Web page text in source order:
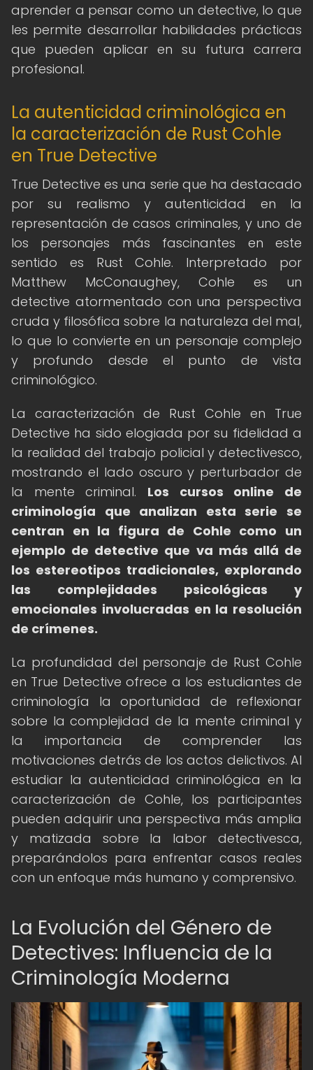
aprender a pensar como un detective, lo que
les permite desarrollar habilidades prácticas
que pueden aplicar en su futura carrera
profesional.
La autenticidad criminológica en
la caracterización de Rust Cohle
en True Detective
True Detective es una serie que ha destacado
por su realismo y autenticidad en la
representación de casos criminales, y uno de
los personajes más fascinantes en este
sentido es Rust Cohle. Interpretado por
Matthew McConaughey, Cohle es un
detective atormentado con una perspectiva
cruda y filosófica sobre la naturaleza del mal,
lo que lo convierte en un personaje complejo
y profundo desde el punto de vista
criminológico.
La caracterización de Rust Cohle en True
Detective ha sido elogiada por su fidelidad a
la realidad del trabajo policial y detectivesco,
mostrando el lado oscuro y perturbador de
la mente criminal. Los cursos online de
criminología que analizan esta serie se
centran en la figura de Cohle como un
ejemplo de detective que va más allá de
los estereotipos tradicionales, explorando
las complejidades psicológicas y
emocionales involucradas en la resolución
de crímenes.
La profundidad del personaje de Rust Cohle
en True Detective ofrece a los estudiantes de
criminología la oportunidad de reflexionar
sobre la complejidad de la mente criminal y
la importancia de comprender las
motivaciones detrás de los actos delictivos. Al
estudiar la autenticidad criminológica en la
caracterización de Cohle, los participantes
pueden adquirir una perspectiva más amplia
y matizada sobre la labor detectivesca,
preparándolos para enfrentar casos reales
con un enfoque más humano y comprensivo.
La Evolución del Género de
Detectives: Influencia de la
Criminología Moderna